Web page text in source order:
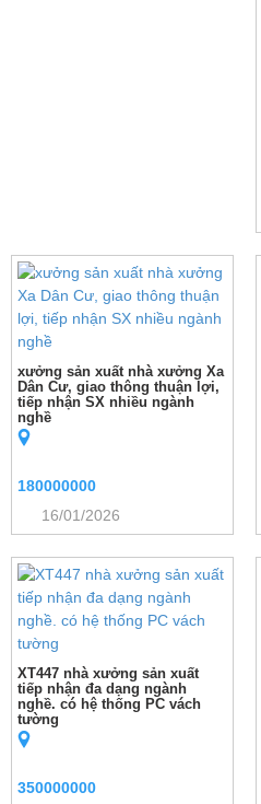
xưởng sản xuất nhà xưởng Xa
Dân Cư, giao thông thuận lợi,
tiếp nhận SX nhiều ngành
nghề
180000000
16/01/2026
XT447 nhà xưởng sản xuất
tiếp nhận đa dạng ngành
nghề. có hệ thống PC vách
tường
350000000